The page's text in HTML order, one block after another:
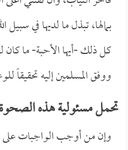
بمالها، تبذل ما لديها في
كل ذلك -أيها الأحبة- ما كان
ووفق المسلمين إليه تحقيقاً
تحمل مسئولية هذه الصحوة
وإن من أوجب الواجبات على